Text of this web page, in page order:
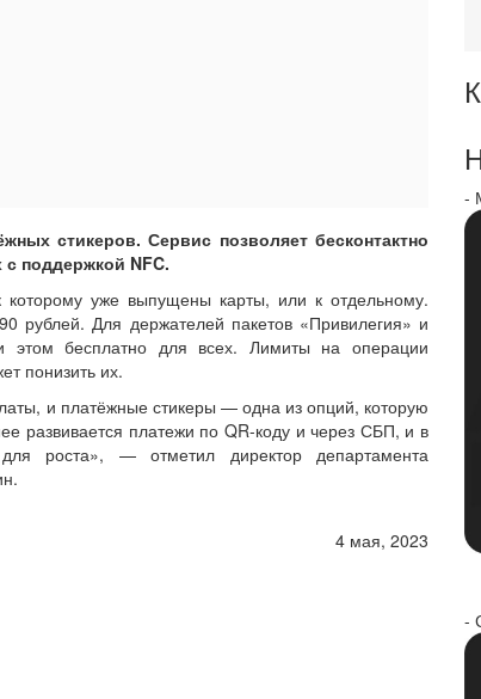
стикеров. Сервис позволяет бесконтактно
поддержкой NFC.
которому уже выпущены карты, или к отдельному.
рублей. Для держателей пакетов «Привилегия» и
этом бесплатно для всех. Лимиты на операции
понизить их.
и платёжные стикеры — одна из опций, которую
развивается платежи по QR-коду и через СБП, и в
роста», — отметил директор департамента
4 мая, 2023
-
-